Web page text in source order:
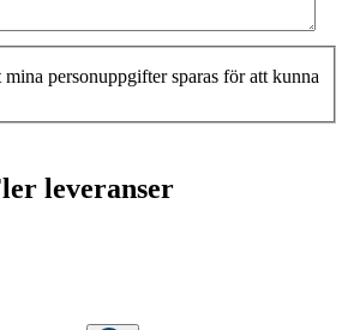
mina personuppgifter sparas för att kunna
leveranser